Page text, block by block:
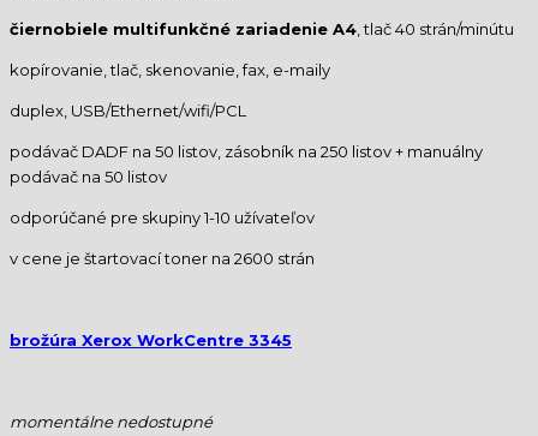
čiernobiele multifunkčné zariadenie A4 , tlač 40 strán/minútu
kopírovanie, tlač, skenovanie, fax, e-maily
duplex, USB/Ethernet/wifi/PCL
podávač DADF na 50 listov, zásobník na 250 listov + manuálny
podávač na 50 listov
odporúčané pre skupiny 1-10 užívateľov
v cene je štartovací toner na 2600 strán
brožúra Xerox WorkCentre 3345
momentálne nedostupné